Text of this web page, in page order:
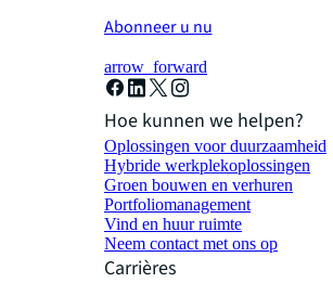
Abonneer u nu
arrow_forward
Hoe kunnen we helpen?
Oplossingen voor duurzaamheid
Hybride werkplekoplossingen
Groen bouwen en verhuren
Portfoliomanagement
Vind en huur ruimte
Neem contact met ons op
Carrières